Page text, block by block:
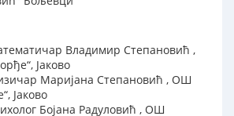
Владимир Степановић ,
Јаково
Маријана Степановић , ОШ
Јаково
Бојана Радуловић , ОШ